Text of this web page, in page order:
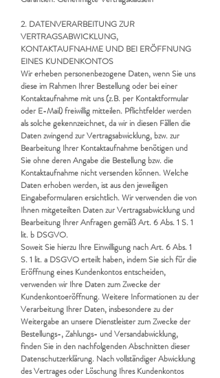
2. DATENVERARBEITUNG ZUR
VERTRAGSABWICKLUNG,
KONTAKTAUFNAHME UND BEI ERÖFFNUNG
EINES KUNDENKONTOS
Wir erheben personenbezogene Daten, wenn Sie uns
diese im Rahmen Ihrer Bestellung oder bei einer
Kontaktaufnahme mit uns (z.B. per Kontaktformular
oder E-Mail) freiwillig mitteilen. Pflichtfelder werden
als solche gekennzeichnet, da wir in diesen Fällen die
Daten zwingend zur Vertragsabwicklung, bzw. zur
Bearbeitung Ihrer Kontaktaufnahme benötigen und
Sie ohne deren Angabe die Bestellung bzw. die
Kontaktaufnahme nicht versenden können. Welche
Daten erhoben werden, ist aus den jeweiligen
Eingabeformularen ersichtlich. Wir verwenden die von
Ihnen mitgeteilten Daten zur Vertragsabwicklung und
Bearbeitung Ihrer Anfragen gemäß Art. 6 Abs. 1 S. 1
lit. b DSGVO.
Soweit Sie hierzu Ihre Einwilligung nach Art. 6 Abs. 1
S. 1 lit. a DSGVO erteilt haben, indem Sie sich für die
Eröffnung eines Kundenkontos entscheiden,
verwenden wir Ihre Daten zum Zwecke der
Kundenkontoeröffnung. Weitere Informationen zu der
Verarbeitung Ihrer Daten, insbesondere zu der
Weitergabe an unsere Dienstleister zum Zwecke der
Bestellungs-, Zahlungs- und Versandabwicklung,
finden Sie in den nachfolgenden Abschnitten dieser
Datenschutzerklärung. Nach vollständiger Abwicklung
des Vertrages oder Löschung Ihres Kundenkontos